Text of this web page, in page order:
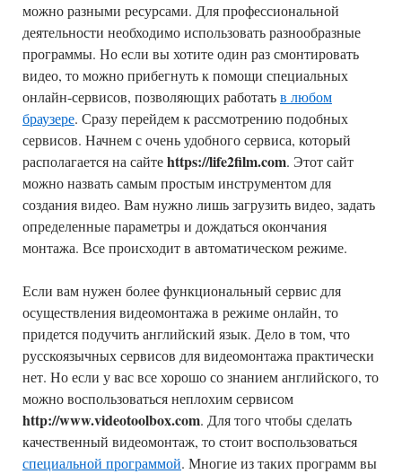
можно разными ресурсами. Для профессиональной
деятельности необходимо использовать разнообразные
программы. Но если вы хотите один раз смонтировать
видео, то можно прибегнуть к помощи специальных
онлайн-сервисов, позволяющих работатьв любом
браузере. Сразу перейдем к рассмотрению подобных
сервисов. Начнем с очень удобного сервиса, который
располагается на сайтеhttps://life2film.com. Этот сайт
можно назвать самым простым инструментом для
создания видео. Вам нужно лишь загрузить видео, задать
определенные параметры и дождаться окончания
монтажа. Все происходит в автоматическом режиме.
Если вам нужен более функциональный сервис для
осуществления видеомонтажа в режиме онлайн, то
придется подучить английский язык. Дело в том, что
русскоязычных сервисов для видеомонтажа практически
нет. Но если у вас все хорошо со знанием английского, то
можно воспользоваться неплохим сервисом
http://www.videotoolbox.com. Для того чтобы сделать
качественный видеомонтаж, то стоит воспользоваться
специальной программой. Многие из таких программ вы